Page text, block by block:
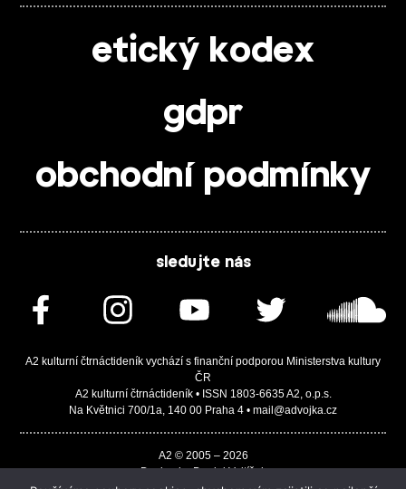
etický kodex
gdpr
obchodní podmínky
sledujte nás
A2 kulturní čtrnáctideník vychází s finanční podporou Ministerstva kultury
ČR
A2 kulturní čtrnáctideník • ISSN 1803-6635 A2, o.p.s.
Na Květnici 700/1a, 140 00 Praha 4 • mail@advojka.cz
A2 © 2005 – 2026
Design by Daniel Vojtíšek